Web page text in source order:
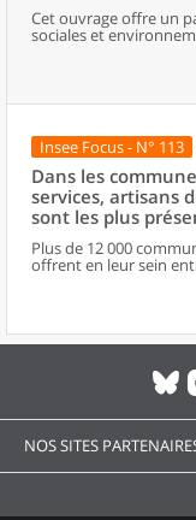
Cet ouvrage offre un
sociales et
disparités
population.
Insee Focus - N° 113
Dans les
services, artisans
sont les plus
Plus de 12 000
offrent en leur sein
Dans ces communes,
boulangeries ou les
significative que dans
services de proximité.
dans des communes
encore plus large.
service de proximité,
NOS SITES